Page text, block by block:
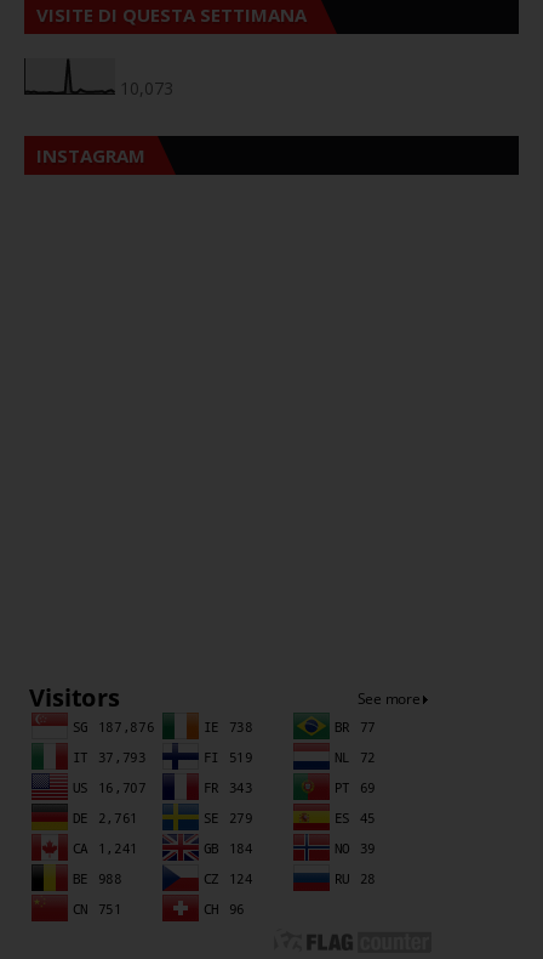
VISITE DI QUESTA SETTIMANA
10,073
INSTAGRAM